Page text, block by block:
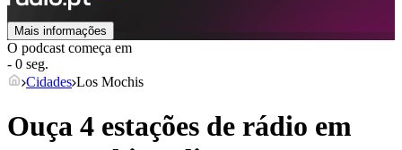
Mais informações
O podcast começa em
- 0 seg.
Cidades Los Mochis
Ouça 4 estações de rádio em